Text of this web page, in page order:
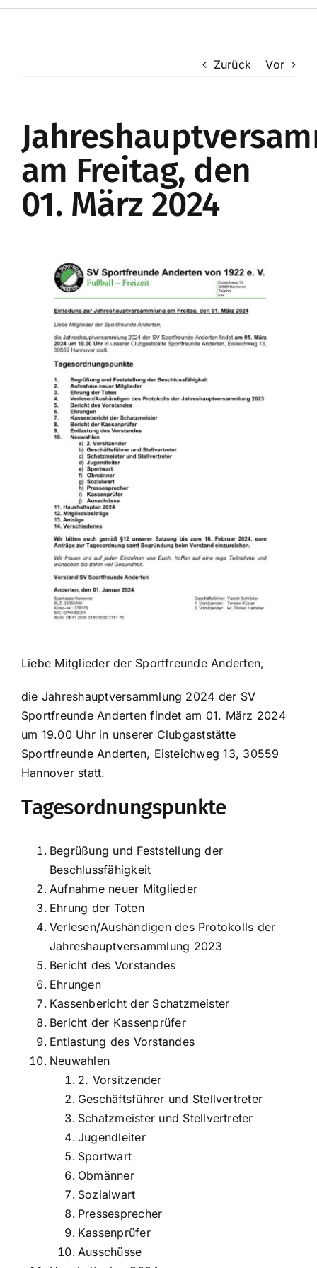
Navigation
Mannschaften
Kunstrasenplatz
Online-Shop
Enzo’s Sportsbar
Spenden
Sponsoren
Der Verein
Zurück Vor
am Freitag, den
01. März 2024
grösseres
Liebe Mitglieder der Sportfreunde Anderten,
die Jahreshauptversammlung 2024 der SV
Sportfreunde Anderten findet am 01. März 2024
um 19.00 Uhr in unserer Clubgaststätte
Sportfreunde Anderten, Eisteichweg 13, 30559
Hannover statt.
Tagesordnungspunkte
Begrüßung und Feststellung der
Beschlussfähigkeit
Aufnahme neuer Mitglieder
Ehrung der Toten
Verlesen/Aushändigen des Protokolls der
Jahreshauptversammlung 2023
Bericht des Vorstandes
Ehrungen
Kassenbericht der Schatzmeister
Bericht der Kassenprüfer
Entlastung des Vorstandes
Neuwahlen
2. Vorsitzender
Geschäftsführer und Stellvertreter
Schatzmeister und Stellvertreter
Jugendleiter
Sportwart
Obmänner
Sozialwart
Pressesprecher
Kassenprüfer
Ausschüsse